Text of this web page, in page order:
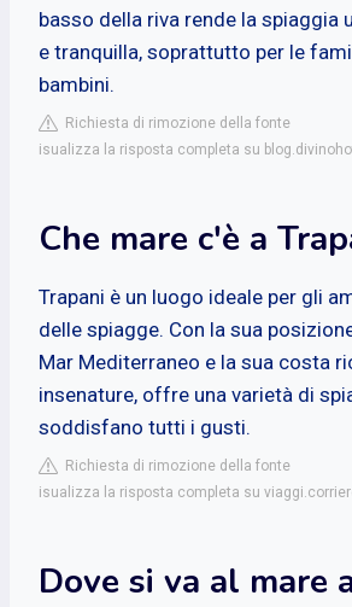
basso della riva rende la spiaggia
e tranquilla, soprattutto per le
bambini.
Richiesta di rimozione della fonte
isualizza la risposta completa su
Che mare c'è a
Trapani è un luogo ideale per gli
delle spiagge. Con la sua
Mar Mediterraneo e la sua costa
insenature, offre una varietà di
soddisfano tutti i gusti.
Richiesta di rimozione della fonte
isualizza la risposta completa su
Dove si va al mare